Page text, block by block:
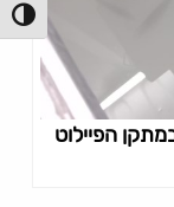
הפיילוט